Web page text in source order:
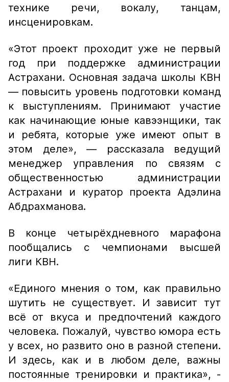
технике речи, вокалу, танцам,
инсценировкам.
«Этот проект проходит уже не первый
год при поддержке администрации
Астрахани. Основная задача школы КВН
— повысить уровень подготовки команд
к выступлениям. Принимают участие
как начинающие юные кавээнщики, так
и ребята, которые уже имеют опыт в
этом деле», — рассказала ведущий
менеджер управления по связям с
общественностью администрации
Астрахани и куратор проекта Адэлина
Абдрахманова.
В конце четырёхдневного марафона
пообщались с чемпионами высшей
лиги КВН.
«Единого мнения о том, как правильно
шутить не существует. И зависит тут
всё от вкуса и предпочтений каждого
человека. Пожалуй, чувство юмора есть
у всех, но развито оно в разной степени.
И здесь, как и в любом деле, важны
постоянные тренировки и практика», -